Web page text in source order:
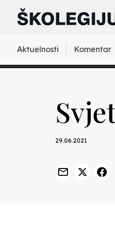
Aktuelnosti Komentar
29.06.2021